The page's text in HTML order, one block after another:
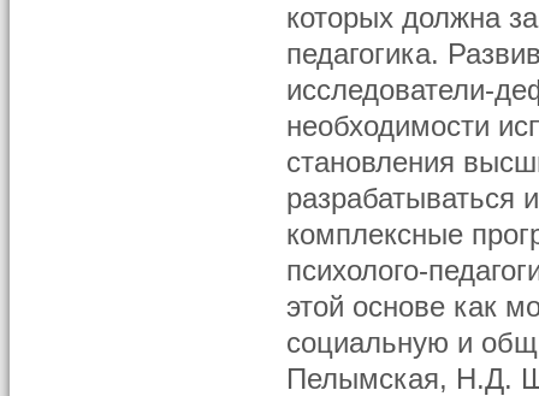
которых должна
педагогика.
исследователи-
необходимости
становления
разрабатываться
комплексные
психолого-
этой основе как
социальную и
Пелымская, Н.Д.